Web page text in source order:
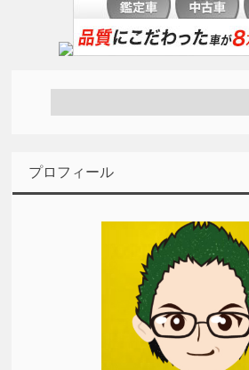
プロフィール